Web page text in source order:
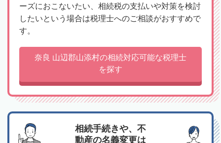
ーズにおこないたい、相続税の支払いや対策を検討
したいという場合は税理士へのご相談がおすすめで
す。
奈良 山辺郡山添村の相続対応可能な税理士
を探す
相続手続きや、不
動産の名義変更は